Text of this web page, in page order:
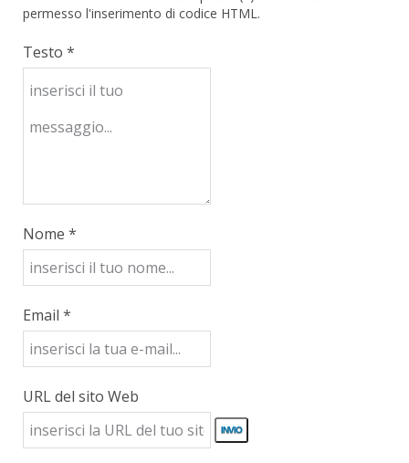
permesso l'inserimento di codice HTML.
Testo *
Nome *
Email *
URL del sito Web